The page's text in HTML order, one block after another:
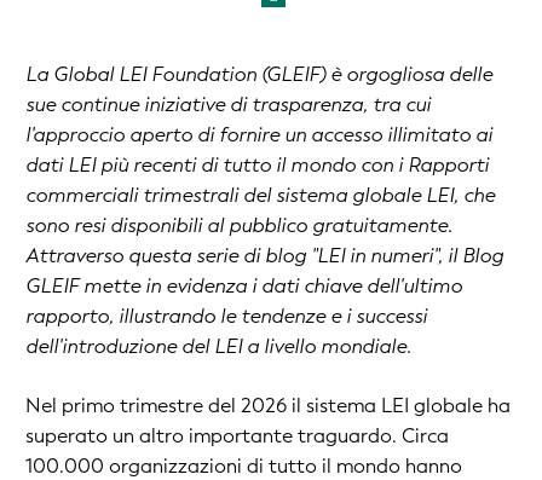
La Global LEI Foundation (GLEIF) è orgogliosa delle
sue continue iniziative di trasparenza, tra cui
l'approccio aperto di fornire un accesso illimitato ai
dati LEI più recenti di tutto il mondo con i Rapporti
commerciali trimestrali del sistema globale LEI, che
sono resi disponibili al pubblico gratuitamente.
Attraverso questa serie di blog "LEI in numeri", il Blog
GLEIF mette in evidenza i dati chiave dell'ultimo
rapporto, illustrando le tendenze e i successi
dell'introduzione del LEI a livello mondiale.
Nel primo trimestre del 2026 il sistema LEI globale ha
superato un altro importante traguardo. Circa
100.000 organizzazioni di tutto il mondo hanno